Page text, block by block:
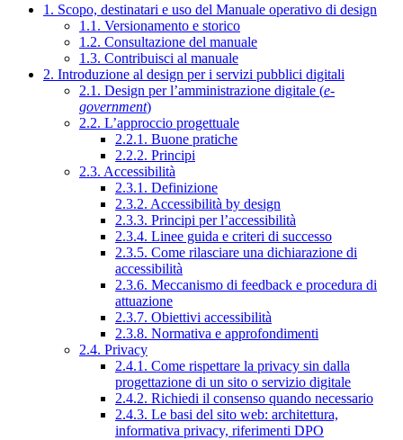
1. Scopo, destinatari e uso del Manuale operativo di design
1.1. Versionamento e storico
1.2. Consultazione del manuale
1.3. Contribuisci al manuale
2. Introduzione al design per i servizi pubblici digitali
2.1. Design per l’amministrazione digitale (e-
government)
2.2. L’approccio progettuale
2.2.1. Buone pratiche
2.2.2. Principi
2.3. Accessibilità
2.3.1. Definizione
2.3.2. Accessibilità by design
2.3.3. Principi per l’accessibilità
2.3.4. Linee guida e criteri di successo
2.3.5. Come rilasciare una dichiarazione di
accessibilità
2.3.6. Meccanismo di feedback e procedura di
attuazione
2.3.7. Obiettivi accessibilità
2.3.8. Normativa e approfondimenti
2.4. Privacy
2.4.1. Come rispettare la privacy sin dalla
progettazione di un sito o servizio digitale
2.4.2. Richiedi il consenso quando necessario
2.4.3. Le basi del sito web: architettura,
informativa privacy, riferimenti DPO